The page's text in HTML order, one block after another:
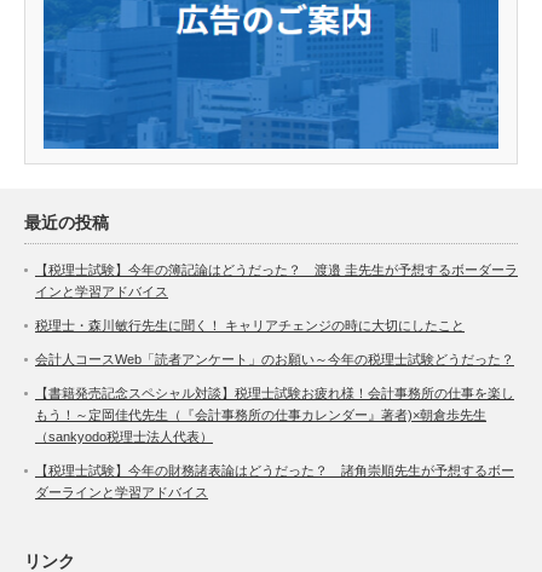
最近の投稿
【税理士試験】今年の簿記論はどうだった？ 渡邉 圭先生が予想するボーダーラ
インと学習アドバイス
税理士・森川敏行先生に聞く！ キャリアチェンジの時に大切にしたこと
会計人コースWeb「読者アンケート」のお願い～今年の税理士試験どうだった？
【書籍発売記念スペシャル対談】税理士試験お疲れ様！会計事務所の仕事を楽し
もう！～定岡佳代先生（『会計事務所の仕事カレンダー』著者)×朝倉歩先生
（sankyodo税理士法人代表）
【税理士試験】今年の財務諸表論はどうだった？ 諸角崇順先生が予想するボー
ダーラインと学習アドバイス
リンク